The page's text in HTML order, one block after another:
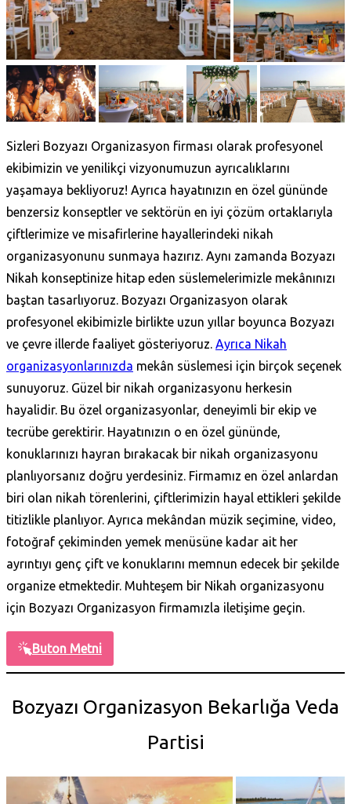
Sizleri Bozyazı Organizasyon firması olarak profesyonel
ekibimizin ve yenilikçi vizyonumuzun ayrıcalıklarını
yaşamaya bekliyoruz! Ayrıca hayatınızın en özel gününde
benzersiz konseptler ve sektörün en iyi çözüm ortaklarıyla
çiftlerimize ve misafirlerine hayallerindeki nikah
organizasyonunu sunmaya hazırız. Aynı zamanda Bozyazı
Nikah konseptinize hitap eden süslemelerimizle mekânınızı
baştan tasarlıyoruz. Bozyazı Organizasyon olarak
profesyonel ekibimizle birlikte uzun yıllar boyunca Bozyazı
ve çevre illerde faaliyet gösteriyoruz. Ayrıca Nikah
organizasyonlarınızda mekân süslemesi için birçok seçenek
sunuyoruz. Güzel bir nikah organizasyonu herkesin
hayalidir. Bu özel organizasyonlar, deneyimli bir ekip ve
tecrübe gerektirir. Hayatınızın o en özel gününde,
konuklarınızı hayran bırakacak bir nikah organizasyonu
planlıyorsanız doğru yerdesiniz. Firmamız en özel anlardan
biri olan nikah törenlerini, çiftlerimizin hayal ettikleri şekilde
titizlikle planlıyor. Ayrıca mekândan müzik seçimine, video,
fotoğraf çekiminden yemek menüsüne kadar ait her
ayrıntıyı genç çift ve konuklarını memnun edecek bir şekilde
organize etmektedir. Muhteşem bir Nikah organizasyonu
için Bozyazı Organizasyon firmamızla iletişime geçin.
Buton Metni
Bozyazı Organizasyon Bekarlığa Veda
Partisi